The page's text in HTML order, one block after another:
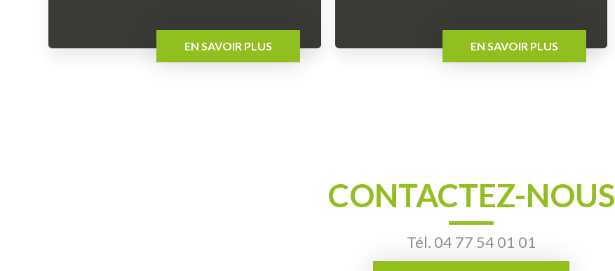
EN SAVOIR PLUS EN SAVOIR PLUS
CONTACTEZ-NOUS
Tél. 04 77 54 01 01